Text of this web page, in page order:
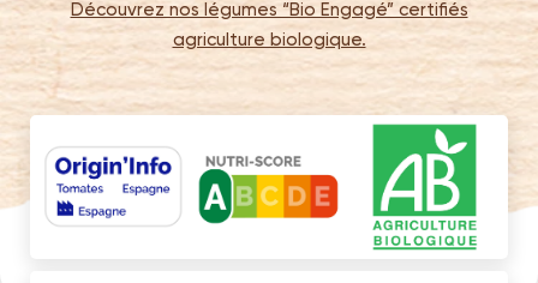
Découvrez nos légumes “Bio Engagé” certifiés
agriculture biologique.